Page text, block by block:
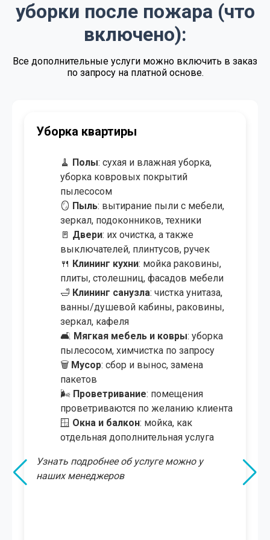
Регулярная уборка Договорная
Экспресс - уборка от 4.00 BYN/м²
Уборка после пожара от 4.00 BYN/м²
Мойка окон и витрин
Химчистка мебели от 50.00 BYN
Химчистка ковров и ковролина от 9.00 BYN/м²
уборки после пожара (что
включено):
Все дополнительные услуги можно включить в заказ
по запросу на платной основе.
Уборка коттеджа/дома
🧹 Полы: сухая и влажная уборка,
уборка ковровых покрытий
пылесосом
🪞 Пыль: вытирание пыли с мебели,
зеркал, подоконников, техники,
потолков
🚪Двери: протирка и полировка, в
том числе перил и лестниц
🍴Клининг кухни: мойка раковины,
плиты, столешниц, фасадов мебели
🛁Клининг санузла: чистка унитаза,
ванны/душевой кабины, раковины,
зеркал, кафеля
🛋Мягкая мебель и ковры: уборка
пылесосом, химчистка по запросу
🪟Окна, лоджия и витражи
мойка, включая большие
панорамные окна
🗑️ Мусор: сбор и вынос, замена
пакетов
проветриваются по желанию клиента
🏡Холл, прихожая, терраса